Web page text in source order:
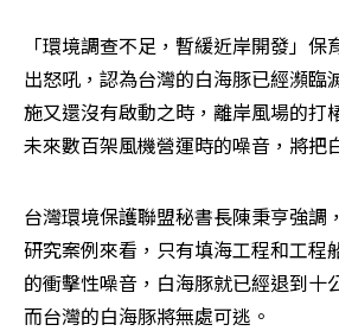
「環境調查不足，暫緩近岸開發」
出怒吼，認為台灣的白海豚已經瀕臨
施又還沒有啟動之時，離岸風場的打
未來數百架風機營運時的噪音，將把
台灣環境保護聯盟秘書長陳秉亨強調
研究案例來看，只有填海工程和工程
的衝擊性噪音，白海豚就已經退到十
而台灣的白海豚將無處可逃。